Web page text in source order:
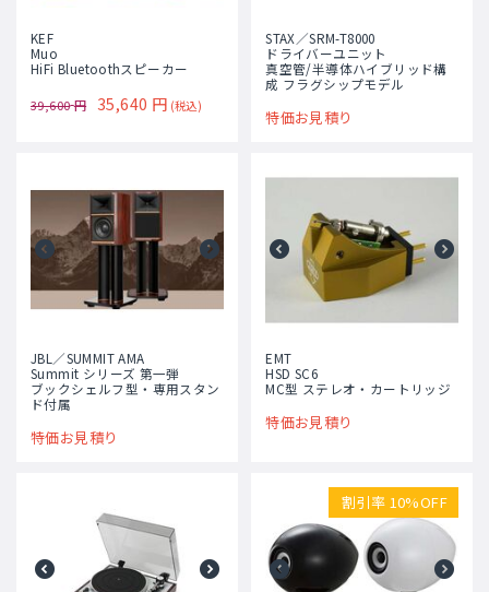
KEF
Muo
HiFi Bluetoothスピーカー
39,600 円 35,640 円 (税込)
STAX／SRM-T8000
ドライバーユニット
真空管/半導体ハイブリッド構
成 フラグシップモデル
特価お見積り
JBL／SUMMIT AMA
Summit シリーズ 第一弾
ブックシェルフ型・専用スタン
ド付属
特価お見積り
EMT
HSD SC6
MC型 ステレオ・カートリッジ
特価お見積り
割引率 10%OFF